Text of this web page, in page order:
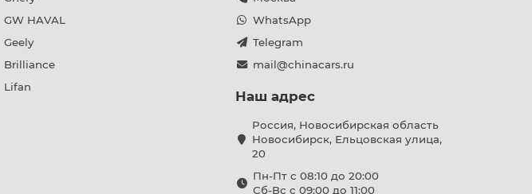
GW HAVAL
Geely
Brilliance
Lifan
WhatsApp
Telegram
mail@chinacars.ru
Наш адрес
Россия, Новосибирская область
Новосибирск, Ельцовская улица,
20
Пн-Пт с 08:10 до 20:00
Сб-Вс с 09:00 до 11:00